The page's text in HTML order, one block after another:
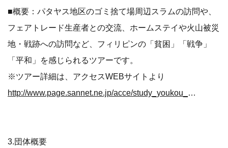
■概要：パタヤス地区のゴミ捨て場周辺スラムの訪問や、
フェアトレード生産者との交流、ホームステイや火山被災
地・戦跡への訪問など、フィリピンの「貧困」「戦争」
「平和」を感じられるツアーです。
※ツアー詳細は、アクセスWEBサイトより
http://www.page.sannet.ne.jp/acce/study_youkou_Feb2016.html
3.団体概要